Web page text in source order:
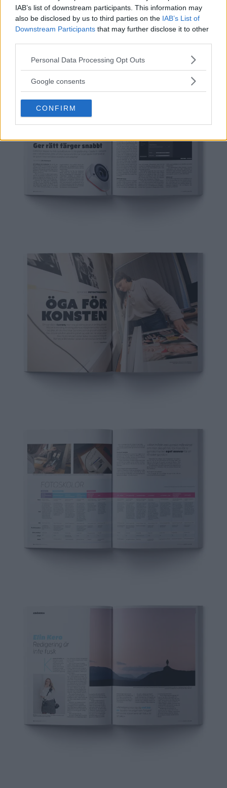
IAB’s list of downstream participants. This information may
also be disclosed by us to third parties on the IAB’s List of
Downstream Participants that may further disclose it to other
Please note that this website/app uses one or more Google
not limited to your visit or usage behaviour. You may click to
use your data for below specified purposes in below Google
consent section.
Personal Data Processing Opt Outs
Google consents
CONFIRM